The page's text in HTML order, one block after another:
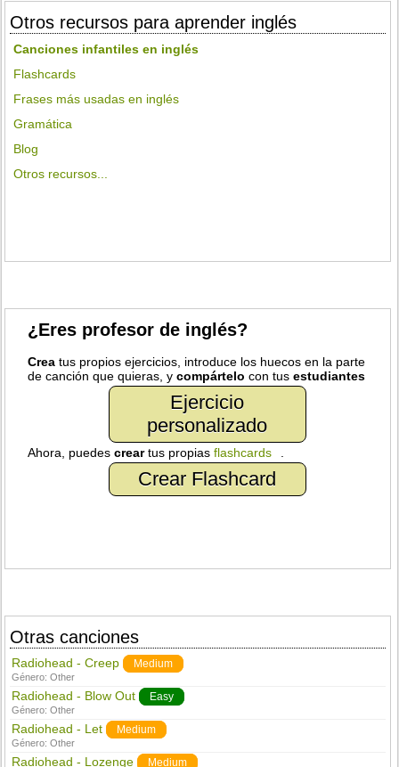
Otros recursos para aprender inglés
Canciones infantiles en inglés
Flashcards
Frases más usadas en inglés
Gramática
Blog
Otros recursos...
¿Eres profesor de inglés?
Crea tus propios ejercicios, introduce los huecos en la parte
de canción que quieras, ycompártelo con tusestudiantes
Ejercicio
personalizado
Ahora, puedescreartus propiasflashcards
Crear Flashcard
Otras canciones
Radiohead - Creep Medium
Género:Other
Radiohead - Blow Out Easy
Género:Other
Radiohead - Let Medium
Género:Other
Radiohead - Lozenge Medium